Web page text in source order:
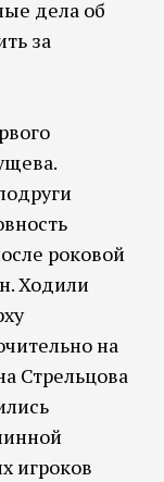
дела об
за
роковой
Ходили
на
Стрельцова
игроков